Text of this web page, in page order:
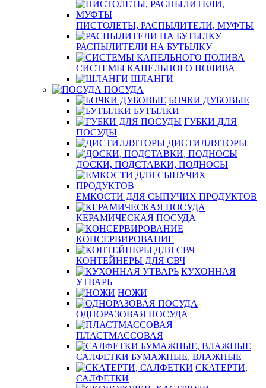
ПИСТОЛЕТЫ, РАСПЫЛИТЕЛИ, МУФТЫ
РАСПЫЛИТЕЛИ НА БУТЫЛКУ
СИСТЕМЫ КАПЕЛЬНОГО ПОЛИВА
ШЛАНГИ
ПОСУДА
БОЧКИ ДУБОВЫЕ
БУТЫЛКИ
ГУБКИ ДЛЯ
ПОСУДЫ
ДИСТИЛЛЯТОРЫ
ДОСКИ, ПОДСТАВКИ, ПОДНОСЫ
ЕМКОСТИ ДЛЯ СЫПУЧИХ ПРОДУКТОВ
КЕРАМИЧЕСКАЯ ПОСУДА
КОНСЕРВИРОВАНИЕ
КОНТЕЙНЕРЫ ДЛЯ СВЧ
КУХОННАЯ
УТВАРЬ
НОЖИ
ОДНОРАЗОВАЯ ПОСУДА
ПЛАСТМАССОВАЯ
САЛФЕТКИ БУМАЖНЫЕ, ВЛАЖНЫЕ
СКАТЕРТИ,
САЛФЕТКИ